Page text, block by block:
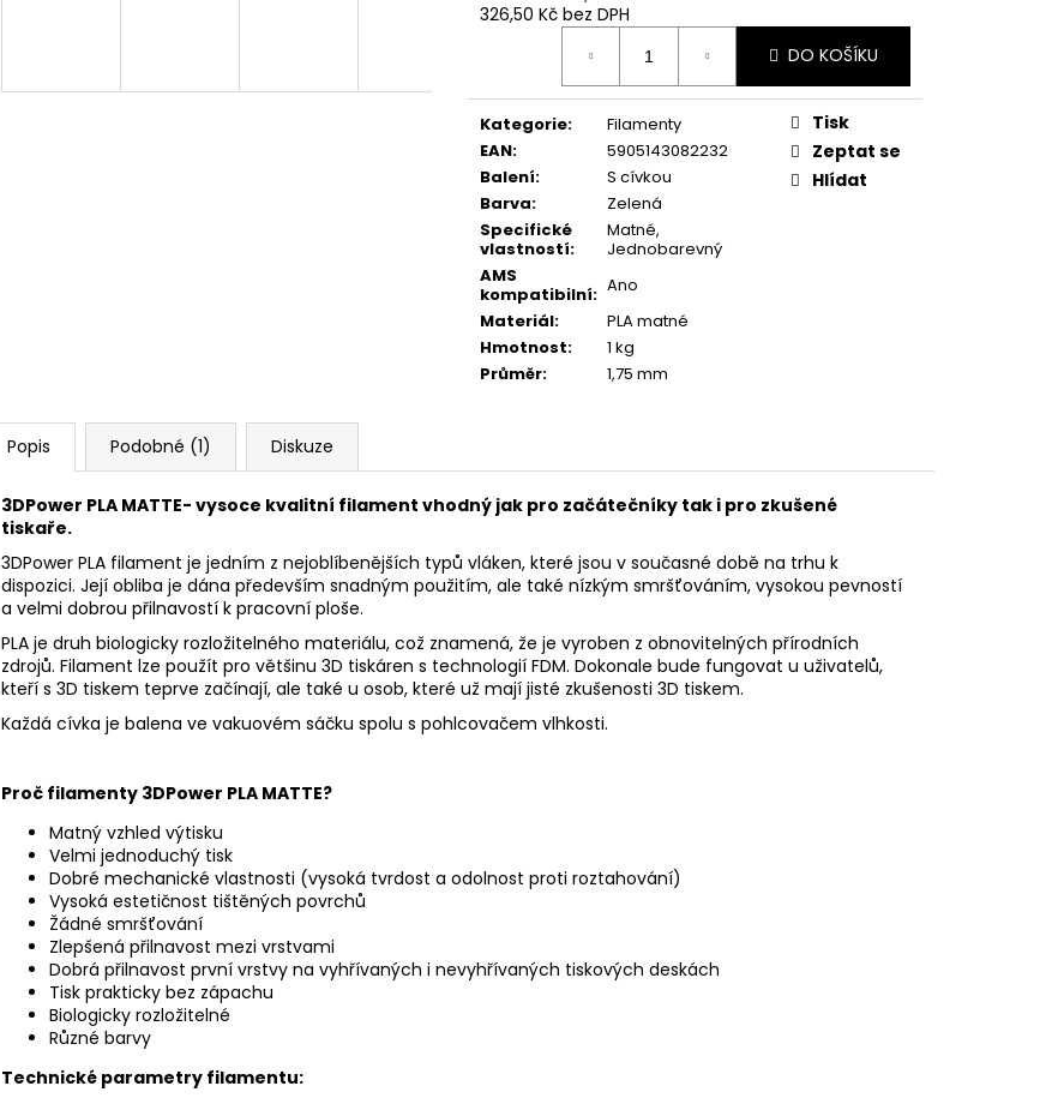
326,50 Kč bez DPH
DO KOŠÍKU
Kategorie:
Filamenty
EAN:
5905143082232
Balení:
S cívkou
Barva:
Zelená
Specifické
vlastností:
Matné,
Jednobarevný
AMS
kompatibilní: Ano
Materiál:
PLA matné
Hmotnost:
1 kg
Průměr: 1,75 mm
Tisk
Zeptat se
Hlídat
Popis Podobné (1) Diskuze
3DPower PLA MATTE- vysoce kvalitní filament vhodný jak pro začátečníky tak i pro zkušené
tiskaře.
3DPower PLA filament je jedním z nejoblíbenějších typů vláken, které jsou v současné době na trhu k
dispozici. Její obliba je dána především snadným použitím, ale také nízkým smršťováním, vysokou pevností
a velmi dobrou přilnavostí k pracovní ploše.
PLA je druh biologicky rozložitelného materiálu, což znamená, že je vyroben z obnovitelných přírodních
zdrojů. Filament lze použít pro většinu 3D tiskáren s technologií FDM. Dokonale bude fungovat u uživatelů,
kteří s 3D tiskem teprve začínají, ale také u osob, které už mají jisté zkušenosti 3D tiskem.
Každá cívka je balena ve vakuovém sáčku spolu s pohlcovačem vlhkosti.
Proč filamenty 3DPower PLA MATTE?
Matný vzhled výtisku
Velmi jednoduchý tisk
Dobré mechanické vlastnosti (vysoká tvrdost a odolnost proti roztahování)
Vysoká estetičnost tištěných povrchů
Žádné smršťování
Zlepšená přilnavost mezi vrstvami
Dobrá přilnavost první vrstvy na vyhřívaných i nevyhřívaných tiskových deskách
Tisk prakticky bez zápachu
Biologicky rozložitelné
Různé barvy
Technické parametry filamentu: